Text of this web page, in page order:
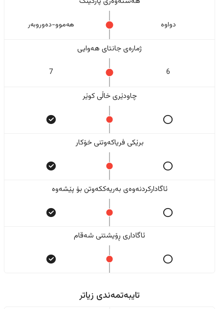
دواوە هەموو-دەوروبەر
ژمارەی جانتای هەوایی
6
7
چاودێری خاڵی کوێر
برێکی فریاکەوتنی خۆکار
ئاگادارکردنەوەی بەریەککەوتن بۆ پێشەوە
ئاگاداری ڕۆیشتنی شەقام
تایبەتمەندی زیاتر